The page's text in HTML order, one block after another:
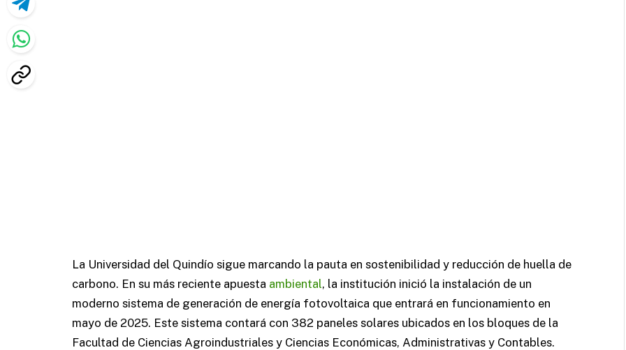
La Universidad del Quindío sigue marcando la pauta en sostenibilidad y reducción de huella de
carbono. En su más reciente apuesta ambiental, la institución inició la instalación de un
moderno sistema de generación de energía fotovoltaica que entrará en funcionamiento en
mayo de 2025. Este sistema contará con 382 paneles solares ubicados en los bloques de la
Facultad de Ciencias Agroindustriales y Ciencias Económicas, Administrativas y Contables.